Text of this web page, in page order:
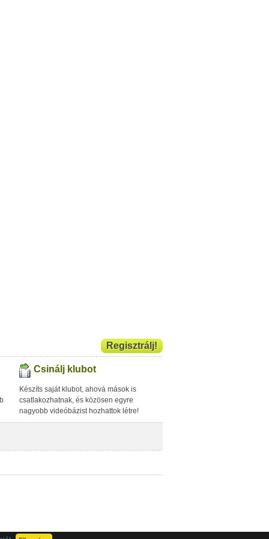
Regisztrálj!
Csinálj klubot
Készíts saját klubot, ahová mások is
csatlakozhatnak, és közösen egyre
nagyobb videóbázist hozhattok létre!